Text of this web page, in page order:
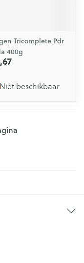
Tricomplete Pdr
400g
beschikbaar
pagina